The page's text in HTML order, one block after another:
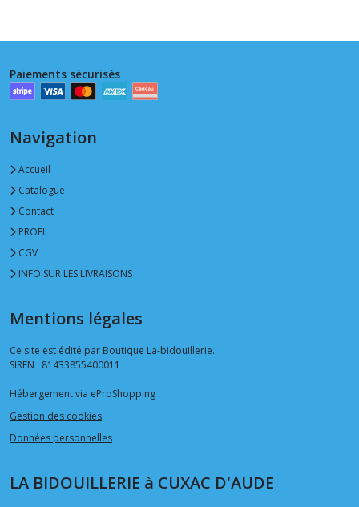
Paiements sécurisés
Navigation
Accueil
Catalogue
Contact
PROFIL
CGV
INFO SUR LES LIVRAISONS
Mentions légales
Ce site est édité par Boutique La-bidouillerie.
SIREN : 81433855400011
Hébergement via eProShopping
Gestion des cookies
Données personnelles
LA BIDOUILLERIE à CUXAC D'AUDE